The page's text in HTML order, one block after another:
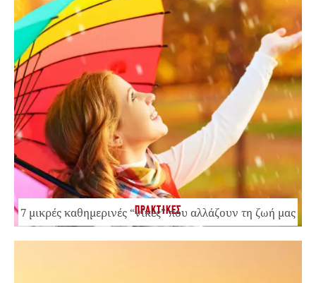
ΠΡΑΚΤΙΚΕΣ
7 μικρές καθημερινές “νίκες” που αλλάζουν τη ζωή μας